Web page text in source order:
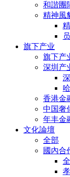
和諧團
精神風
旗下产业
旗下产
深圳产
香港金
中国奢
年丰金
文化論壇
全部
國內合